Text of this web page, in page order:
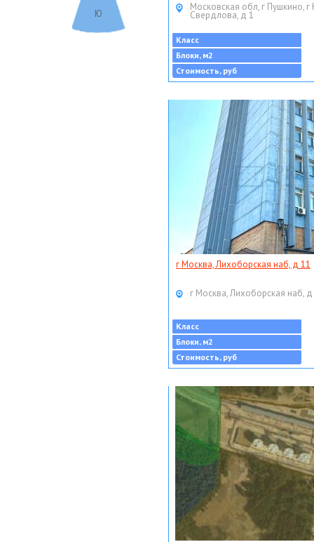
Ю
Московская обл, г Пушкино, г
Свердлова, д 1
Класс
Блоки, м2
Стоимость, руб
г Москва, Лихоборская наб, д 11
г Москва, Лихоборская наб,
Класс
Блоки, м2
Стоимость, руб